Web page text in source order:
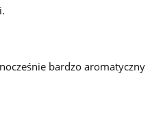
bardzo aromatyczny